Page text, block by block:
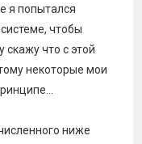
я попытался
чтобы
что с этой
некоторые мои
ниже